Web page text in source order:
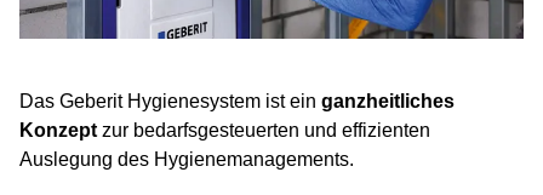
Das Geberit Hygienesystem ist ein ganzheitliches
Konzept zur bedarfsgesteuerten und effizienten
Auslegung des Hygienemanagements.